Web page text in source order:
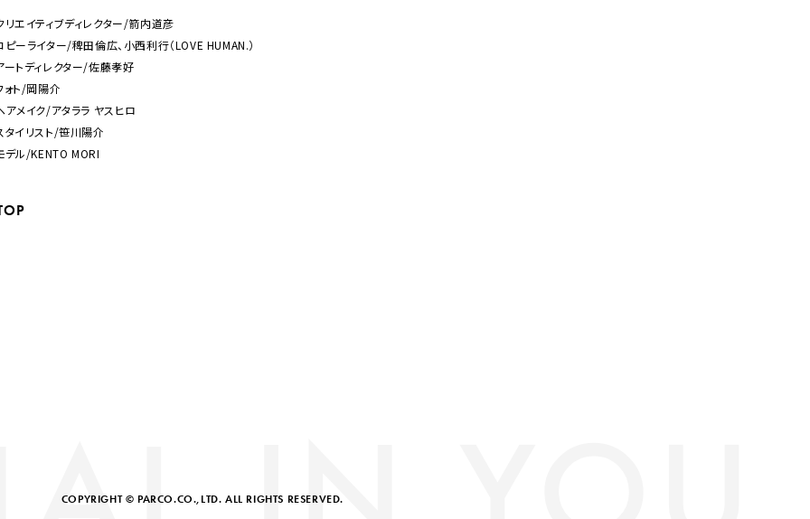
リエイティブディレクター/箭内道彦
ピーライター/稗田倫広、小西利行（LOVE HUMAN.）
ートディレクター/佐藤孝好
ォト/岡陽介
アメイク/アタララ ヤスヒロ
タイリスト/笹川陽介
デル/KENTO MORI
COPYRIGHT © PARCO.CO.,LTD. ALL RIGHTS RESERVED.